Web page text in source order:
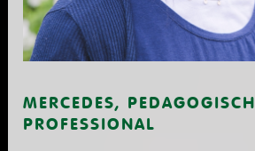
MERCEDES, PEDAGOGISCH
PROFESSIONAL